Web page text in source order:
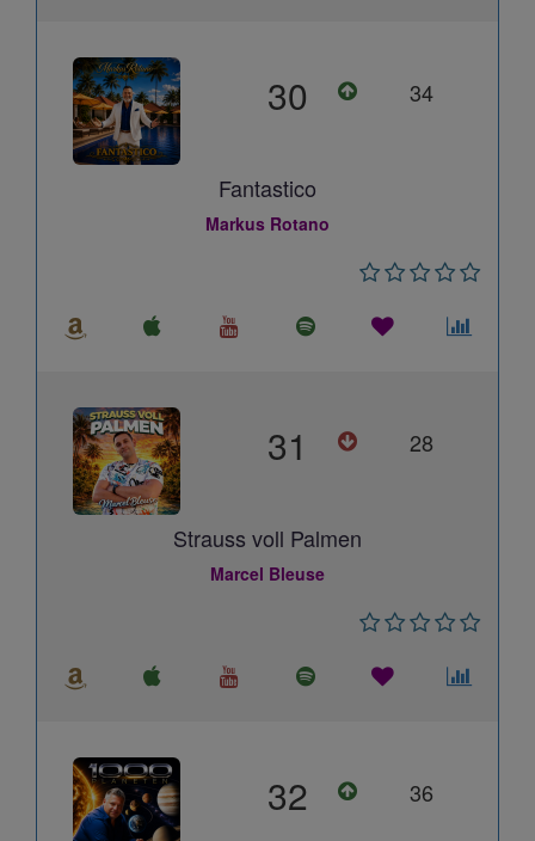
30 34
Fantastico
Markus Rotano
31 28
Strauss voll Palmen
Marcel Bleuse
32 36